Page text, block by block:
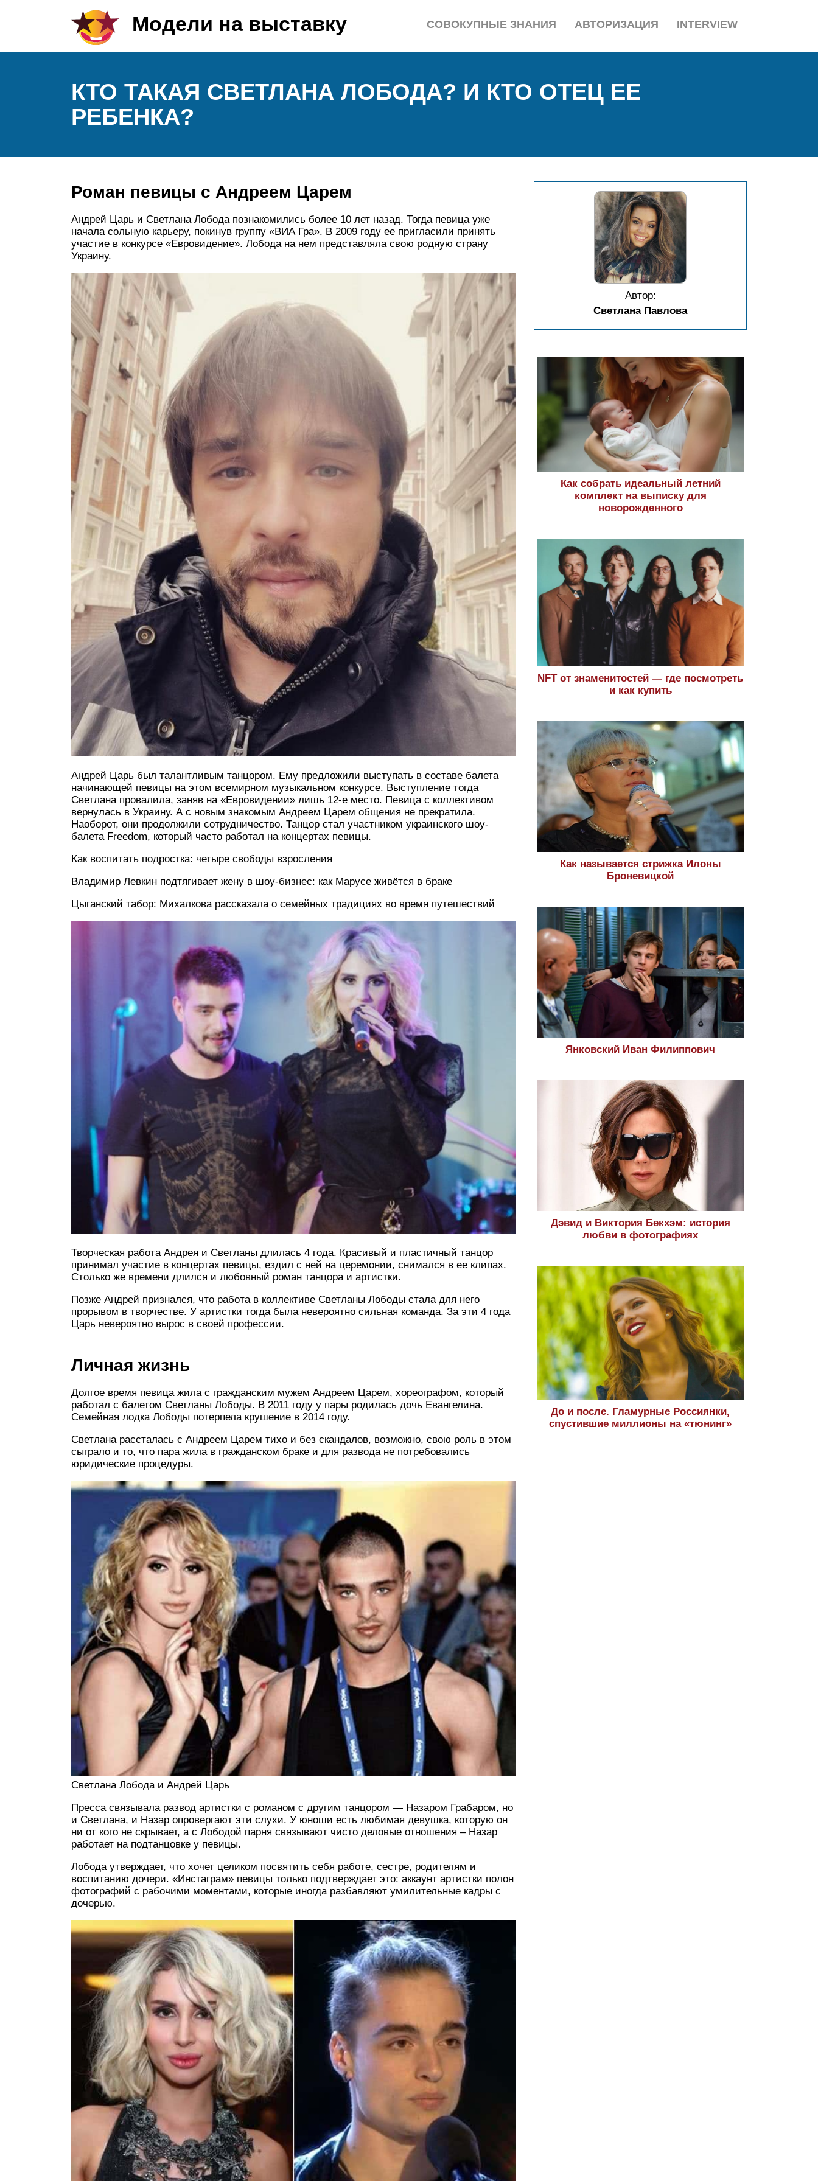
Модели на выставку INTERVIEW
АВТОРИЗАЦИЯ
СОВОКУПНЫЕ ЗНАНИЯ
КТО ТАКАЯ СВЕТЛАНА ЛОБОДА? И КТО ОТЕЦ ЕЕ
РЕБЕНКА?
Роман певицы с Андреем Царем
Андрей Царь и Светлана Лобода познакомились более 10 лет назад. Тогда певица уже
начала сольную карьеру, покинув группу «ВИА Гра». В 2009 году ее пригласили принять
участие в конкурсе «Евровидение». Лобода на нем представляла свою родную страну
Украину.
Андрей Царь был талантливым танцором. Ему предложили выступать в составе балета
начинающей певицы на этом всемирном музыкальном конкурсе. Выступление тогда
Светлана провалила, заняв на «Евровидении» лишь 12-е место. Певица с коллективом
вернулась в Украину. А с новым знакомым Андреем Царем общения не прекратила.
Наоборот, они продолжили сотрудничество. Танцор стал участником украинского шоу-
балета Freedom, который часто работал на концертах певицы.
Как воспитать подростка: четыре свободы взросления
Владимир Левкин подтягивает жену в шоу-бизнес: как Марусе живётся в браке
Цыганский табор: Михалкова рассказала о семейных традициях во время путешествий
Творческая работа Андрея и Светланы длилась 4 года. Красивый и пластичный танцор
принимал участие в концертах певицы, ездил с ней на церемонии, снимался в ее клипах.
Столько же времени длился и любовный роман танцора и артистки.
Позже Андрей признался, что работа в коллективе Светланы Лободы стала для него
прорывом в творчестве. У артистки тогда была невероятно сильная команда. За эти 4 года
Царь невероятно вырос в своей профессии.
Личная жизнь
Долгое время певица жила с гражданским мужем Андреем Царем, хореографом, который
работал с балетом Светланы Лободы. В 2011 году у пары родилась дочь Евангелина.
Семейная лодка Лободы потерпела крушение в 2014 году.
Светлана рассталась с Андреем Царем тихо и без скандалов, возможно, свою роль в этом
сыграло и то, что пара жила в гражданском браке и для развода не потребовались
юридические процедуры.
Светлана Лобода и Андрей Царь
Пресса связывала развод артистки с романом с другим танцором — Назаром Грабаром, но
и Светлана, и Назар опровергают эти слухи. У юноши есть любимая девушка, которую он
ни от кого не скрывает, а с Лободой парня связывают чисто деловые отношения – Назар
работает на подтанцовке у певицы.
Лобода утверждает, что хочет целиком посвятить себя работе, сестре, родителям и
воспитанию дочери. «Инстаграм» певицы только подтверждает это: аккаунт артистки полон
фотографий с рабочими моментами, которые иногда разбавляют умилительные кадры с
дочерью.
Автор:
Светлана Павлова
Как собрать идеальный летний
комплект на выписку для
новорожденного
NFT от знаменитостей — где посмотреть
и как купить
Как называется стрижка Илоны
Броневицкой
Янковский Иван Филиппович
Дэвид и Виктория Бекхэм: история
любви в фотографиях
До и после. Гламурные Россиянки,
спустившие миллионы на «тюнинг»